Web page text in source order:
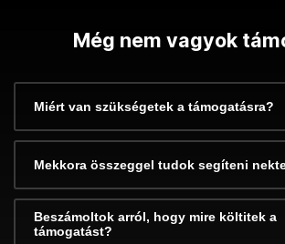
Még nem vagyok
Miért van szükségetek a támogatásra?
Mekkora összeggel tudok segíteni
Beszámoltok arról, hogy mire költitek a
támogatást?